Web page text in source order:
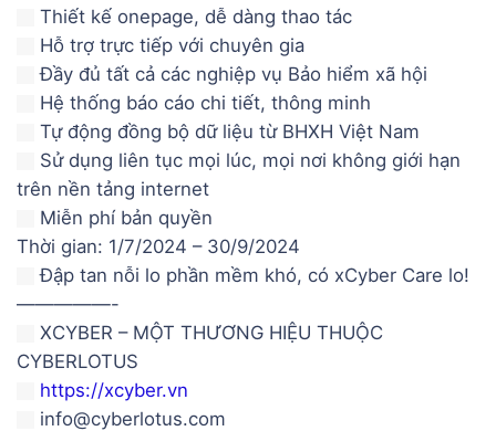
Thiết kế onepage, dễ dàng thao tác
Hỗ trợ trực tiếp với chuyên gia
Đầy đủ tất cả các nghiệp vụ Bảo hiểm xã hội
Hệ thống báo cáo chi tiết, thông minh
Tự động đồng bộ dữ liệu từ BHXH Việt Nam
Sử dụng liên tục mọi lúc, mọi nơi không giới hạn
trên nền tảng internet
Miễn phí bản quyền
Thời gian: 1/7/2024 – 30/9/2024
Đập tan nỗi lo phần mềm khó, có xCyber Care lo!
—————-
XCYBER – MỘT THƯƠNG HIỆU THUỘC
CYBERLOTUS
https://xcyber.vn
info@cyberlotus.com